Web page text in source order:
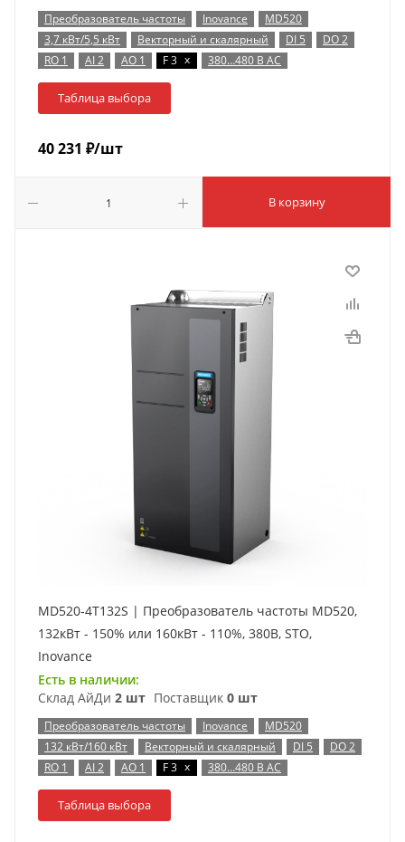
Преобразователь частоты Inovance
MD520
3,7 кВт/5,5 кВт
Векторный и скалярный DI 5
DO 2
RO 1
AI 2 AO 1 F 3 x 380…480 В AC
Таблица выбора
40 231 ₽/шт
В корзину
MD520-4T132S | Преобразователь частоты MD520,
132кВт - 150% или 160кВт - 110%, 380В, STO,
Inovance
Есть в наличии:
Склад АйДи 2 шт Поставщик 0 шт
Преобразователь частоты Inovance
MD520
132 кВт/160 кВт
Векторный и скалярный DI 5
DO 2
RO 1
AI 2 AO 1 F 3 x 380…480 В AC
Таблица выбора